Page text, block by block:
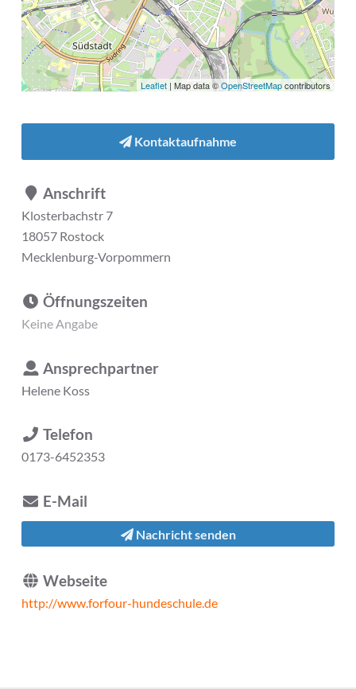
Leaflet | Map data ©OpenStreetMapcontributors
Kontaktaufnahme
Anschrift
Klosterbachstr 7
18057 Rostock
Mecklenburg-Vorpommern
Öffnungszeiten
Keine Angabe
Ansprechpartner
Helene Koss
Telefon
0173-6452353
E-Mail
Nachricht senden
Webseite
http://www.forfour-hundeschule.de